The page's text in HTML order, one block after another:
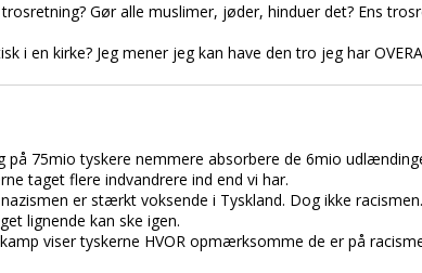
Gør alle muslimer, jøder, hinduer det? Ens
i en kirke? Jeg mener jeg kan have den tro jeg har
på 75mio tyskere nemmere absorbere de 6mio
taget flere indvandrere ind end vi har.
er stærkt voksende i Tyskland. Dog ikke
lignende kan ske igen.
viser tyskerne HVOR opmærksomme de er på